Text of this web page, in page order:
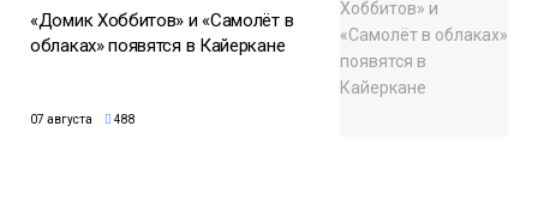
«Домик Хоббитов» и «Самолёт в
облаках» появятся в Кайеркане
07 августа 488